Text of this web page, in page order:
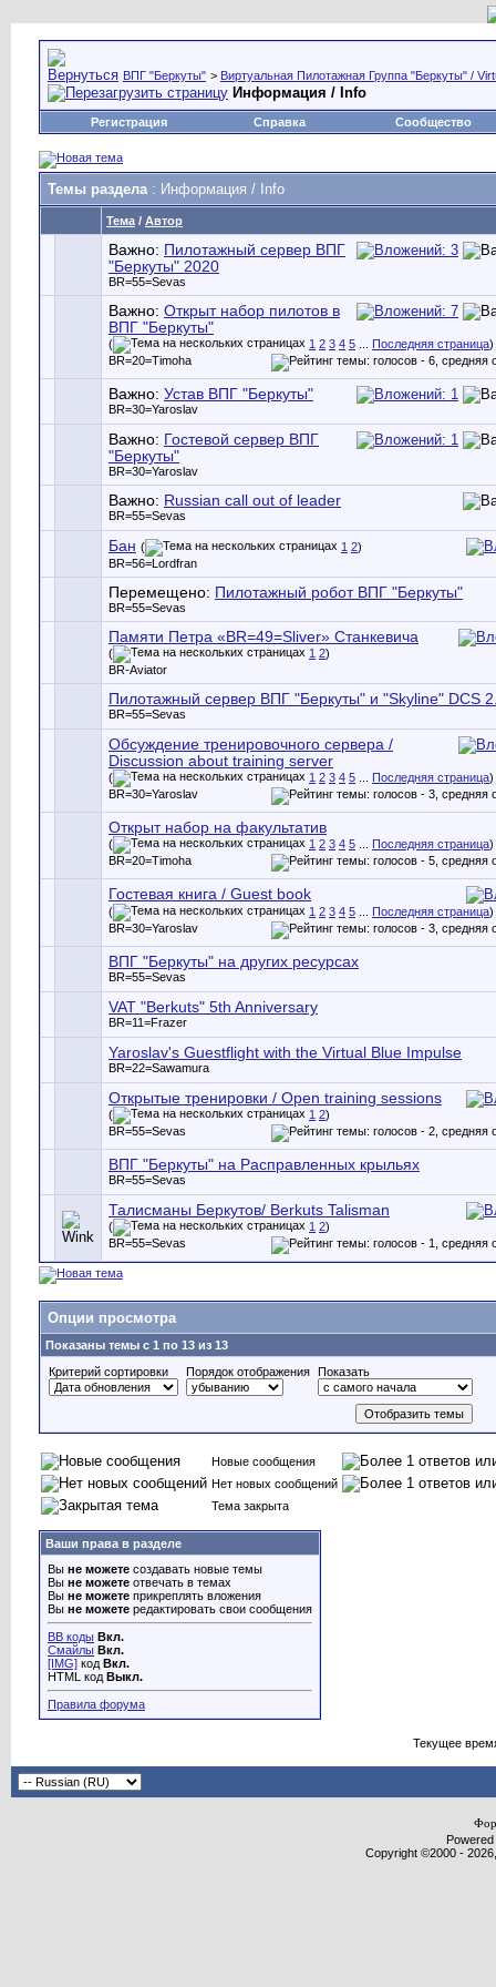
ВПГ "Беркуты" > Виртуальная Пилотажная Группа "Беркуты" /
Информация / Info
Регистрация Справка Сообщество
Темы раздела: Информация / Info
Тема / Автор
Важно: Пилотажный сервер ВПГ
"Беркуты" 2020
BR=55=Sevas
Важно: Открыт набор пилотов в
ВПГ "Беркуты"
( 1 2 3 4 5 Последняя страница)
BR=20=Timoha
Важно: Устав ВПГ "Беркуты"
BR=30=Yaroslav
Важно: Гостевой сервер ВПГ
"Беркуты"
BR=30=Yaroslav
Важно: Russian call out of leader
BR=55=Sevas
Бан ( 1 2)
BR=56=Lordfran
Перемещено: Пилотажный робот ВПГ "Беркуты"
BR=55=Sevas
Памяти Петра «BR=49=Sliver» Станкевича
( 1 2)
BR-Aviator
Пилотажный сервер ВПГ "Беркуты" и "Skyline" DCS
BR=55=Sevas
Обсуждение тренировочного сервера /
Discussion about training server
( 1 2 3 4 5 Последняя страница)
BR=30=Yaroslav
Открыт набор на факультатив
( 1 2 3 4 5 Последняя страница)
BR=20=Timoha
Гостевая книга / Guest book
( 1 2 3 4 5 Последняя страница)
BR=30=Yaroslav
ВПГ "Беркуты" на других ресурсах
BR=55=Sevas
VAT "Berkuts" 5th Anniversary
BR=11=Frazer
Yaroslav's Guestflight with the Virtual Blue Impulse
BR=22=Sawamura
Открытые тренировки / Open training sessions
( 1 2)
BR=55=Sevas
ВПГ "Беркуты" на Расправленных крыльях
BR=55=Sevas
Талисманы Беркутов/ Berkuts Talisman
( 1 2)
BR=55=Sevas
Опции просмотра
Показаны темы с 1 по 13 из 13
Критерий сортировки
Порядок отображения Показать
Новые сообщения
Нет новых сообщений
Тема закрыта
Ваши права в разделе
Вы не можете создавать новые темы
Вы не можете отвечать в темах
Вы не можете прикреплять вложения
Вы не можете редактировать свои сообщения
BB коды Вкл.
Смайлы Вкл.
[IMG] код Вкл.
HTML код Выкл.
Правила форума
Текущее
Copyright ©2000 -